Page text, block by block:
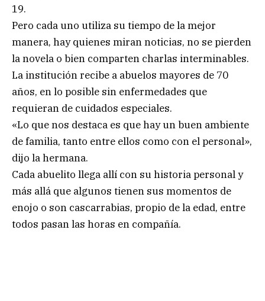
19.
Pero cada uno utiliza su tiempo de la mejor
manera, hay quienes miran noticias, no se pierden
la novela o bien comparten charlas interminables.
La institución recibe a abuelos mayores de 70
años, en lo posible sin enfermedades que
requieran de cuidados especiales.
«Lo que nos destaca es que hay un buen ambiente
de familia, tanto entre ellos como con el personal»,
dijo la hermana.
Cada abuelito llega allí con su historia personal y
más allá que algunos tienen sus momentos de
enojo o son cascarrabias, propio de la edad, entre
todos pasan las horas en compañía.